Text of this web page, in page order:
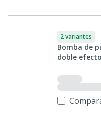
2 variantes
Bomba de
doble efecto